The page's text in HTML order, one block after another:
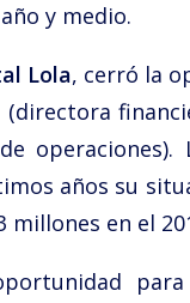
y medio.
Lola, cerró la
años su
millones en el